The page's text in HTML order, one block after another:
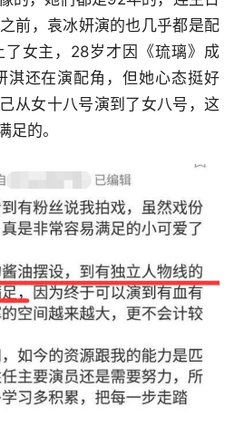
前，袁冰妍演的也几乎都是配
了女主，28岁才因《琉璃》成
淇还在演配角，但她心态挺好
从女十八号演到了女八号，这
足的。